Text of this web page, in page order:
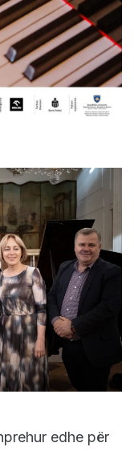
edhe për